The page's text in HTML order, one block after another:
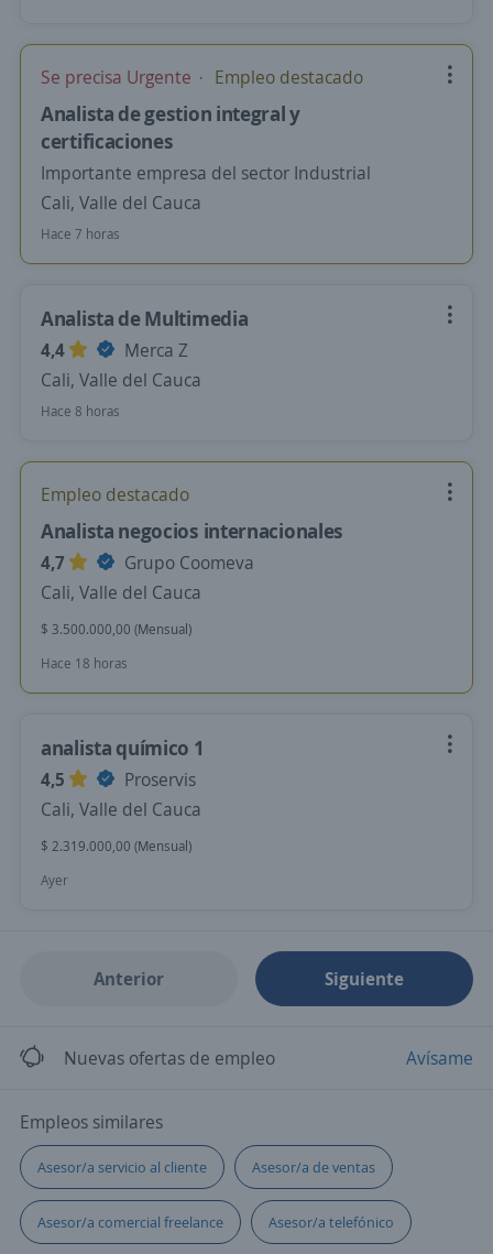
Se precisa Urgente Empleo destacado
Analista de gestion integral y
certificaciones
Importante empresa del sector Industrial
Cali, Valle del Cauca
Hace 7 horas
Analista de Multimedia
4,4
Merca Z
Cali, Valle del Cauca
Hace 8 horas
Empleo destacado
Analista negocios internacionales
4,7
Grupo Coomeva
Cali, Valle del Cauca
$ 3.500.000,00 (Mensual)
Hace 18 horas
analista químico 1
4,5
Proservis
Cali, Valle del Cauca
$ 2.319.000,00 (Mensual)
Ayer
Anterior Siguiente
Nuevas ofertas de empleo Avísame
Empleos similares
Asesor/a servicio al cliente Asesor/a de ventas
Asesor/a comercial freelance Asesor/a telefónico